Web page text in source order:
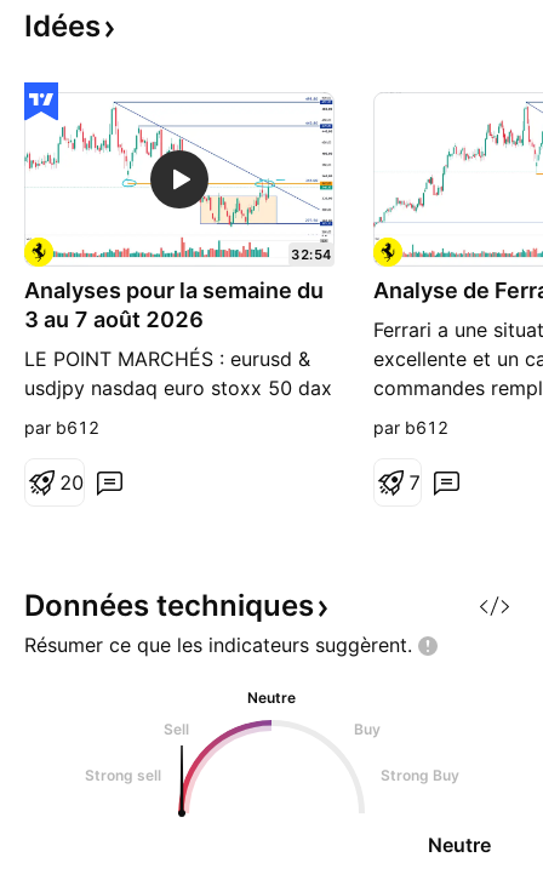
Idées
Analyses pour la semaine du
3 au 7 août 2026
LE POINT MARCHÉS : eurusd &
usdjpy nasdaq euro stoxx 50 dax
cac or pétrole brut bitcoin des
aviation, soitec, bic, credit
volvo, belimo, adidas, marks and
spencer, nokia
32:54
par b612
20
Analyse de
Ferrari a une
excellente et un
commandes
2027. En plus de
sources de ses
lui permet de ven
par b612
7
Données techniques
Résumer ce que les indicateurs suggèrent.
Neutre
Sell
Buy
Strong sell Strong Buy
Neutre